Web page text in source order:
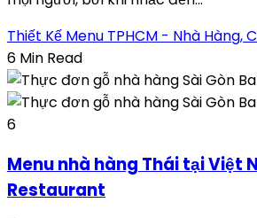
Thiết Kế Menu TPHCM - Nhà Hàng,
6 Min Read
6
Menu nhà hàng Thái tại Việt
Restaurant